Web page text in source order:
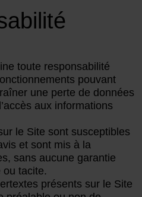
toute responsabilité
pouvant
une perte de données
aux informations
le Site sont susceptibles
et sont mis à la
sans aucune garantie
ou tacite.
présents sur le Site